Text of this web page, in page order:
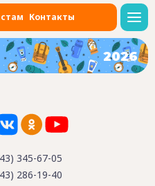
Контакты
2026
345-67-05
286-19-40